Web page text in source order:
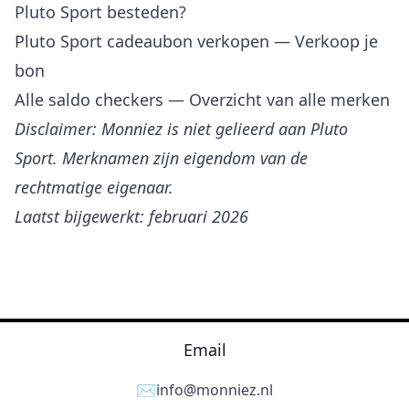
Pluto Sport besteden?
Pluto Sport cadeaubon verkopen — Verkoop je
bon
Alle saldo checkers — Overzicht van alle merken
Disclaimer: Monniez is niet gelieerd aan Pluto
Sport. Merknamen zijn eigendom van de
rechtmatige eigenaar.
Laatst bijgewerkt: februari 2026
Email
✉️info@monniez.nl